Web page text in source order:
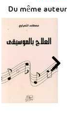
Du même auteur